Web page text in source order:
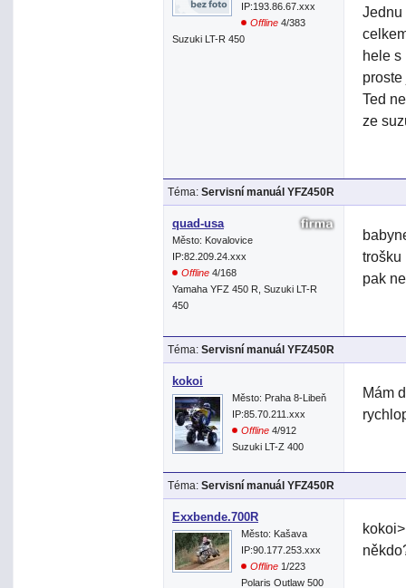
IP:193.86.67.xxx
Offline 4/383
Suzuki LT-R 450
Jednu
hele s
Ted
ze
Téma: Servisní manuál YFZ450R
quad-usa
Město: Kovalovice
IP:82.209.24.xxx
Offline 4/168
Yamaha YFZ 450 R, Suzuki LT-R
450
trošku
pak
Téma: Servisní manuál YFZ450R
kokoi
Město: Praha 8-Libeň
IP:85.70.211.xxx
Offline 4/912
Suzuki LT-Z 400
Mám
Téma: Servisní manuál YFZ450R
Exxbende.700R
Město: Kašava
IP:90.177.253.xxx
Offline 1/223
Polaris Outlaw 500